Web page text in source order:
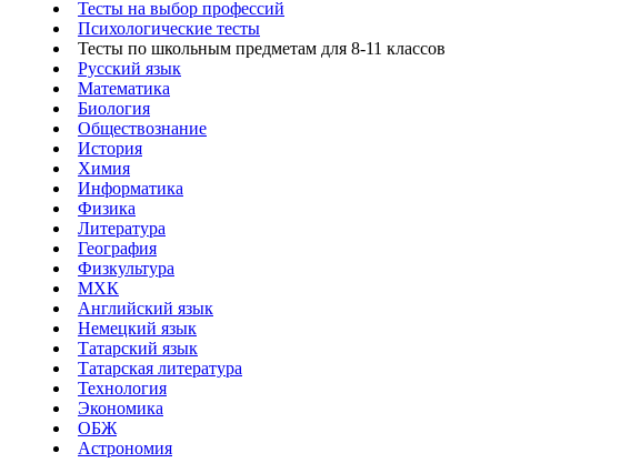
Тесты на выбор профессий
Психологические тесты
Тесты по школьным предметам для 8-11 классов
Русский язык
Математика
Биология
Обществознание
История
Химия
Информатика
Физика
Литература
География
Физкультура
МХК
Английский язык
Немецкий язык
Татарский язык
Татарская литература
Технология
Экономика
ОБЖ
Астрономия